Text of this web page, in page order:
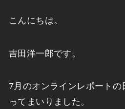
こんにちは。
吉田洋一郎です。
7月のオンラインレポート
ってまいりました。